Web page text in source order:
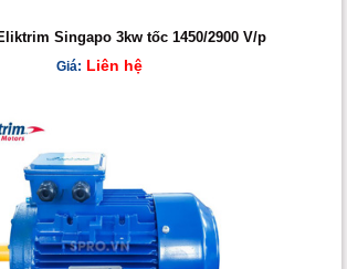
Singapo 3kw tốc 1450/2900 V/p
Giá: Liên hệ